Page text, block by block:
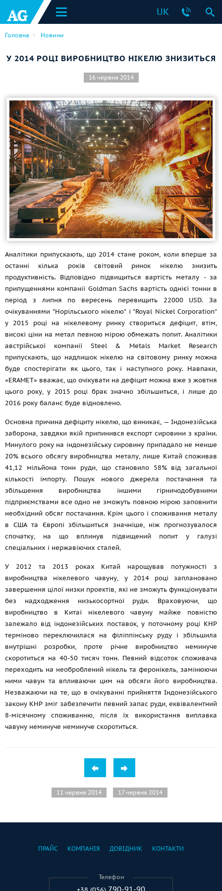
UK
Головна Новини
У 2014 РОЦІ ВИРОБНИЦТВО НІКЕЛЮ ЗНИЗИТЬСЯ
16 червня 2014
Аналітики припускають, що 2014 стане роком, коли вперше за
останні кілька років світовий ринок нікелю знизить
продуктивність. Відповідно підвищиться вартість металу - за
припущеннями компанії Goldman Sachs вартість однієї тонни в
період з липня по вересень перевищить 22000 USD. За
очікуваннями "Норільського нікелю" і "Royal Nickel Corporation"
у 2015 році на нікелевому ринку створиться дефіцит, втім,
високі ціни на метал певною мірою обмежать попит. Аналітики
австрійської компанії Steel & Metals Market Research
припускають, що надлишок нікелю на світовому ринку можна
буде спостерігати як цього, так і наступного року. Навпаки,
«ERAMET» вважає, що очікувати на дефіцит можна вже з жовтня
цього року, у 2015 році брак значно збільшиться, і лише до
2016 року баланс буде відновлено.
Основна причина дефіциту нікелю, що виникає, — Індонезійська
заборона, завдяки якій припинився експорт сировини з країни.
Минулого року на індонезійську сировину припадало не менше
20% всього обсягу виробництва металу, лише Китай споживав
41,12 мільйона тонн руди, що становило 58% від загальної
кількості імпорту. Пошук нового джерела постачання та
збільшення виробництва іншими гірничодобувними
підприємствами все одно не зможуть повною мірою заповнити
необхідний обсяг постачання. Крім цього і споживання металу
в США та Європі збільшиться значніше, ніж прогнозувалося
спочатку, на що вплинув підвищений попит у галузі
спеціальних і нержавіючих сталей.
У 2012 та 2013 роках Китай нарощував потужності з
виробництва нікелевого чавуну, у 2014 році заплановано
завершення цілої низки проектів, які не зможуть функціонувати
без надходження низькосортної руди. Враховуючи, що
виробництво в Китаї нікелевого чавуну майже повністю
залежало від індонезійських поставок, у поточному році КНР
терміново переключилася на філіппінську руду і збільшила
внутрішні розробки, проте річне виробництво неминуче
скоротиться на 40-50 тисяч тонн. Певний відсоток споживача
переходить на необроблений нікель та феронікель, замінюючи
ними чавун та впливаючи цим на обсяги його виробництва.
Незважаючи на те, що в очікуванні прийняття Індонезійського
закону КНР зміг забезпечити певний запас руди, еквівалентний
8-місячному споживанню, після їх використання виплавка
чавуну неминуче неминуче скоротиться.
11 червня 2014 17 червня 2014
ПРАЙС КОМПАНІЯ ДОВІДНИК КОНТАКТИ
Телефон